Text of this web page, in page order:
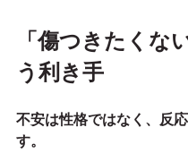
「傷つきたくな
う利き手
不安は性格ではなく、反
す。